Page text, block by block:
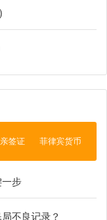
签证 菲律宾货币
步
不良记录？